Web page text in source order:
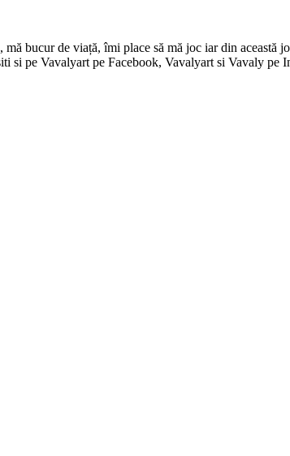
bucur de viață, îmi place să mă joc iar din această
si pe Vavalyart pe Facebook, Vavalyart si Vavaly pe